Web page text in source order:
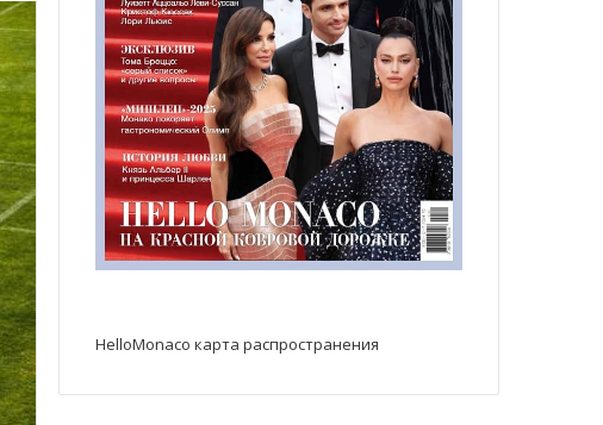
HelloMonaco карта распространения